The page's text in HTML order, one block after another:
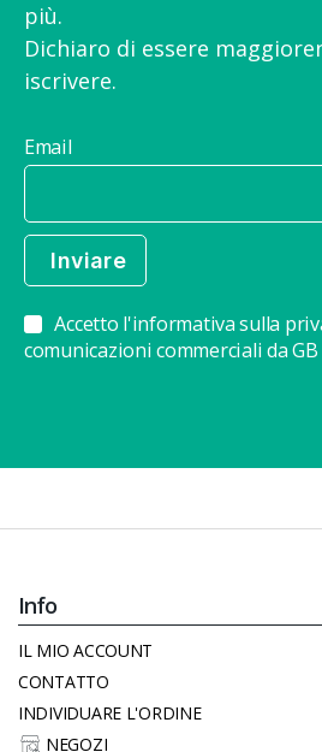
più.
Dichiaro di essere
iscrivere.
Email
Accetto l'informativa sulla
comunicazioni commerciali da
Info
IL MIO ACCOUNT
CONTATTO
INDIVIDUARE L'ORDINE
NEGOZI